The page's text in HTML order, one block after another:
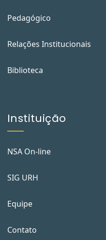
Pedagógico
Relações Institucionais
Biblioteca
Instituição
NSA On-line
SIG URH
Equipe
Contato